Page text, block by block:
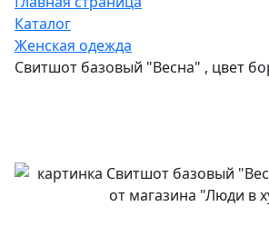
Каталог
Женская одежда
Свитшот базовый "Весна" , цвет